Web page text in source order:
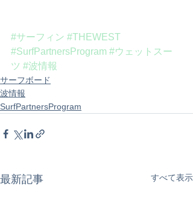
#サーフィン #THEWEST
#SurfPartnersProgram #ウェットスー
ツ #波情報
サーフボード
波情報
SurfPartnersProgram
最新記事 すべて表示